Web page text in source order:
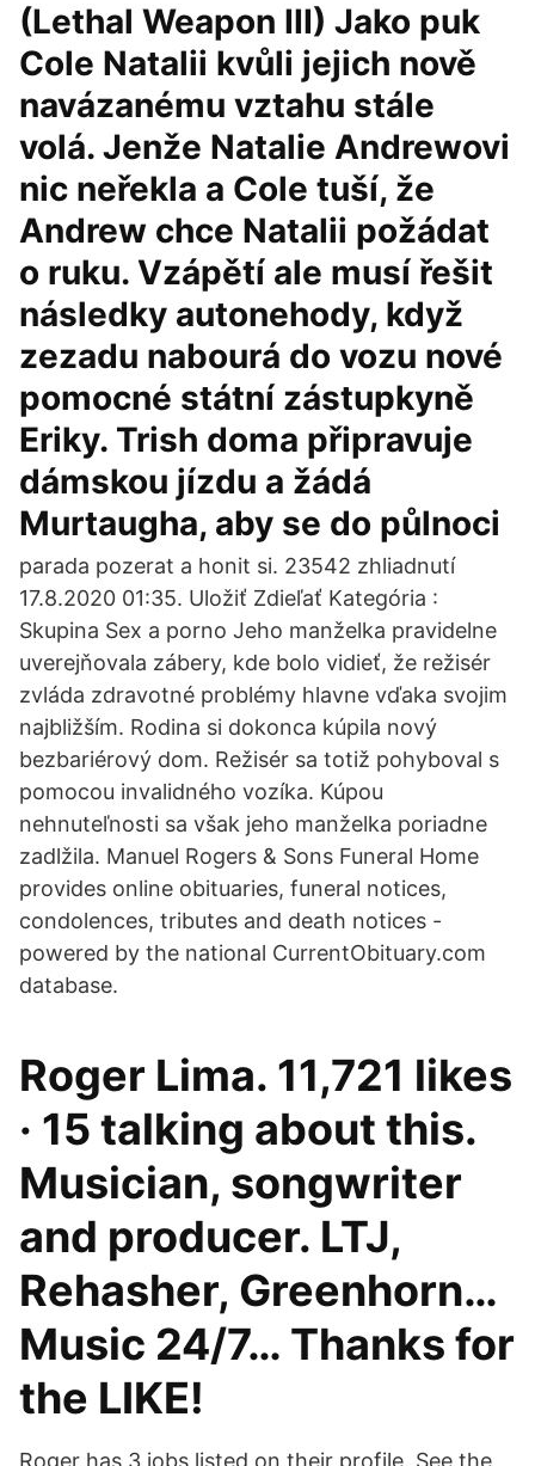
(Lethal Weapon III) Jako puk
Cole Natalii kvůli jejich nově
navázanému vztahu stále
volá. Jenže Natalie Andrewovi
nic neřekla a Cole tuší, že
Andrew chce Natalii požádat
o ruku. Vzápětí ale musí řešit
následky autonehody, když
zezadu nabourá do vozu nové
pomocné státní zástupkyně
Eriky. Trish doma připravuje
dámskou jízdu a žádá
Murtaugha, aby se do půlnoci
parada pozerat a honit si. 23542 zhliadnutí
17.8.2020 01:35. Uložiť Zdieľať Kategória :
Skupina Sex a porno Jeho manželka pravidelne
uverejňovala zábery, kde bolo vidieť, že režisér
zvláda zdravotné problémy hlavne vďaka svojim
najbližším. Rodina si dokonca kúpila nový
bezbariérový dom. Režisér sa totiž pohyboval s
pomocou invalidného vozíka. Kúpou
nehnuteľnosti sa však jeho manželka poriadne
zadlžila. Manuel Rogers & Sons Funeral Home
provides online obituaries, funeral notices,
condolences, tributes and death notices -
powered by the national CurrentObituary.com
database.
Roger Lima. 11,721 likes
· 15 talking about this.
Musician, songwriter
and producer. LTJ,
Rehasher, Greenhorn…
Music 24/7… Thanks for
the LIKE!
Roger has 3 jobs listed on their profile. See the